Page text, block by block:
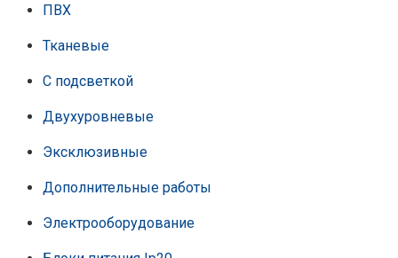
ПВХ
Тканевые
С подсветкой
Двухуровневые
Эксклюзивные
Дополнительные работы
Электрооборудование